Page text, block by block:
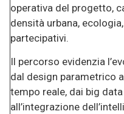
operativa del progetto,
densità urbana,
partecipativi.
Il percorso evidenzia
dal design parametrico
tempo reale, dai big
all’integrazione